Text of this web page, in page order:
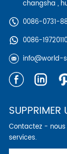
changsha ,
0086-0731-
0086-
info@world-
SUPPRIMER
Contactez - nous dès aujourd'hui pour en savoir plus sur nos
services.